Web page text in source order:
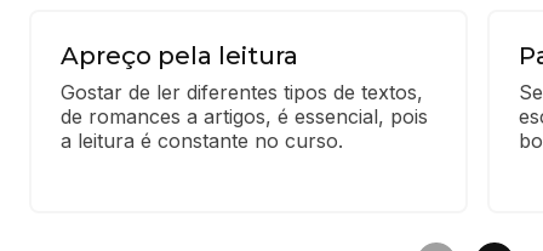
Apreço pela leitura
Gostar de ler diferentes tipos de textos,
de romances a artigos, é essencial, pois
a leitura é constante no curso.